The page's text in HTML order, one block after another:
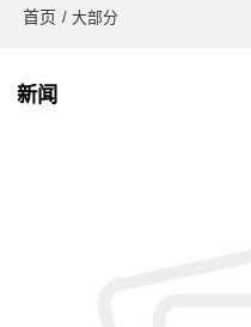
首页 / 大部分
新闻